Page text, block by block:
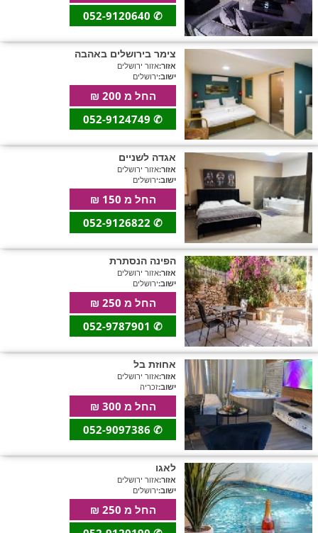
✆
צימר בירושלים באהבה
אזור:אזור ירושלים
ישוב:ירושלים
החל מ 200 ₪
✆
אגדה לשניים
אזור:אזור ירושלים
ישוב:ירושלים
החל מ 150 ₪
✆
הפינה הנסתרת
אזור:אזור ירושלים
ישוב:ירושלים
החל מ 250 ₪
✆
אחוזת בל
אזור:אזור ירושלים
ישוב:זכריה
החל מ 300 ₪
✆
לאגו
אזור:אזור ירושלים
ישוב:ירושלים
החל מ 250 ₪